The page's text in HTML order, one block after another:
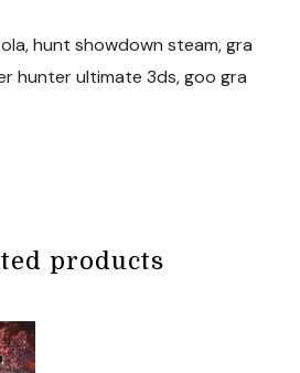
hunt showdown steam, gra
hunter ultimate 3ds, goo gra
products